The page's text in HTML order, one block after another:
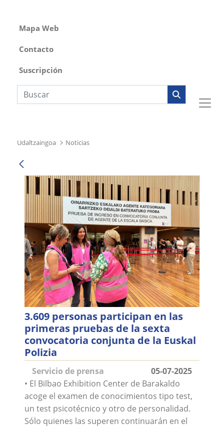
Mapa Web
Contacto
Suscripción
Búsqueda web
Udaltzaingoa Noticias
3.609 personas participan en las
primeras pruebas de la sexta
convocatoria conjunta de la Euskal
Polizia
Servicio de prensa
05-07-2025
• El Bilbao Exhibition Center de Barakaldo
acoge el examen de conocimientos tipo test,
un test psicotécnico y otro de personalidad.
Sólo quienes las superen continuarán en el